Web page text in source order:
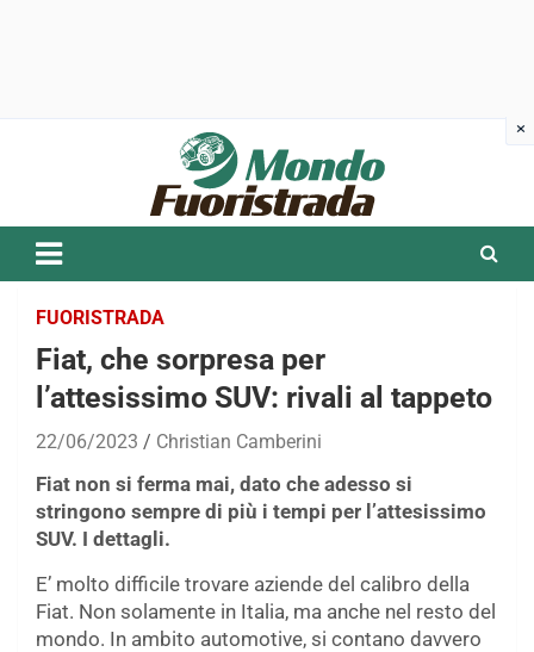
FUORISTRADA
Fiat, che sorpresa per
l’attesissimo SUV: rivali al tappeto
22/06/2023 Christian Camberini
Fiat non si ferma mai, dato che adesso si
stringono sempre di più i tempi per l’attesissimo
SUV. I dettagli.
E’ molto difficile trovare aziende del calibro della
Fiat. Non solamente in Italia, ma anche nel resto del
mondo. In ambito automotive, si contano davvero